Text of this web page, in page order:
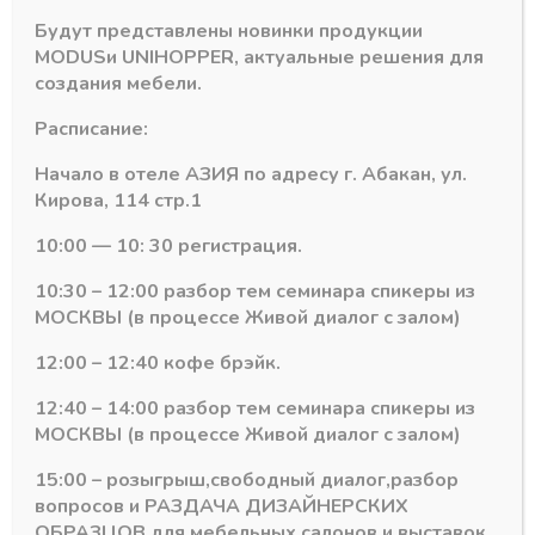
ЕККЕ
0,40х19 Кромка ПВХ
CW-2K012-27
В наличии
6,54₽
ЕККЕ
лоредо CW-3
6,58₽
Будут представлены новинки продукции
MODUSи UNIHOPPER, актуальные решения для
создания мебели.
Расписание:
Начало в отеле АЗИЯ по адресу г. Абакан, ул.
Кирова, 114 стр.1
10:00 — 10: 30 регистрация.
10:30 – 12:00 разбор тем семинара спикеры из
МОСКВЫ (в процессе Живой диалог с залом)
12:00 – 12:40 кофе брэйк.
12:40 – 14:00 разбор тем семинара спикеры из
МОСКВЫ (в процессе Живой диалог с залом)
15:00 – розыгрыш,свободный диалог,разбор
вопросов и РАЗДАЧА ДИЗАЙНЕРСКИХ